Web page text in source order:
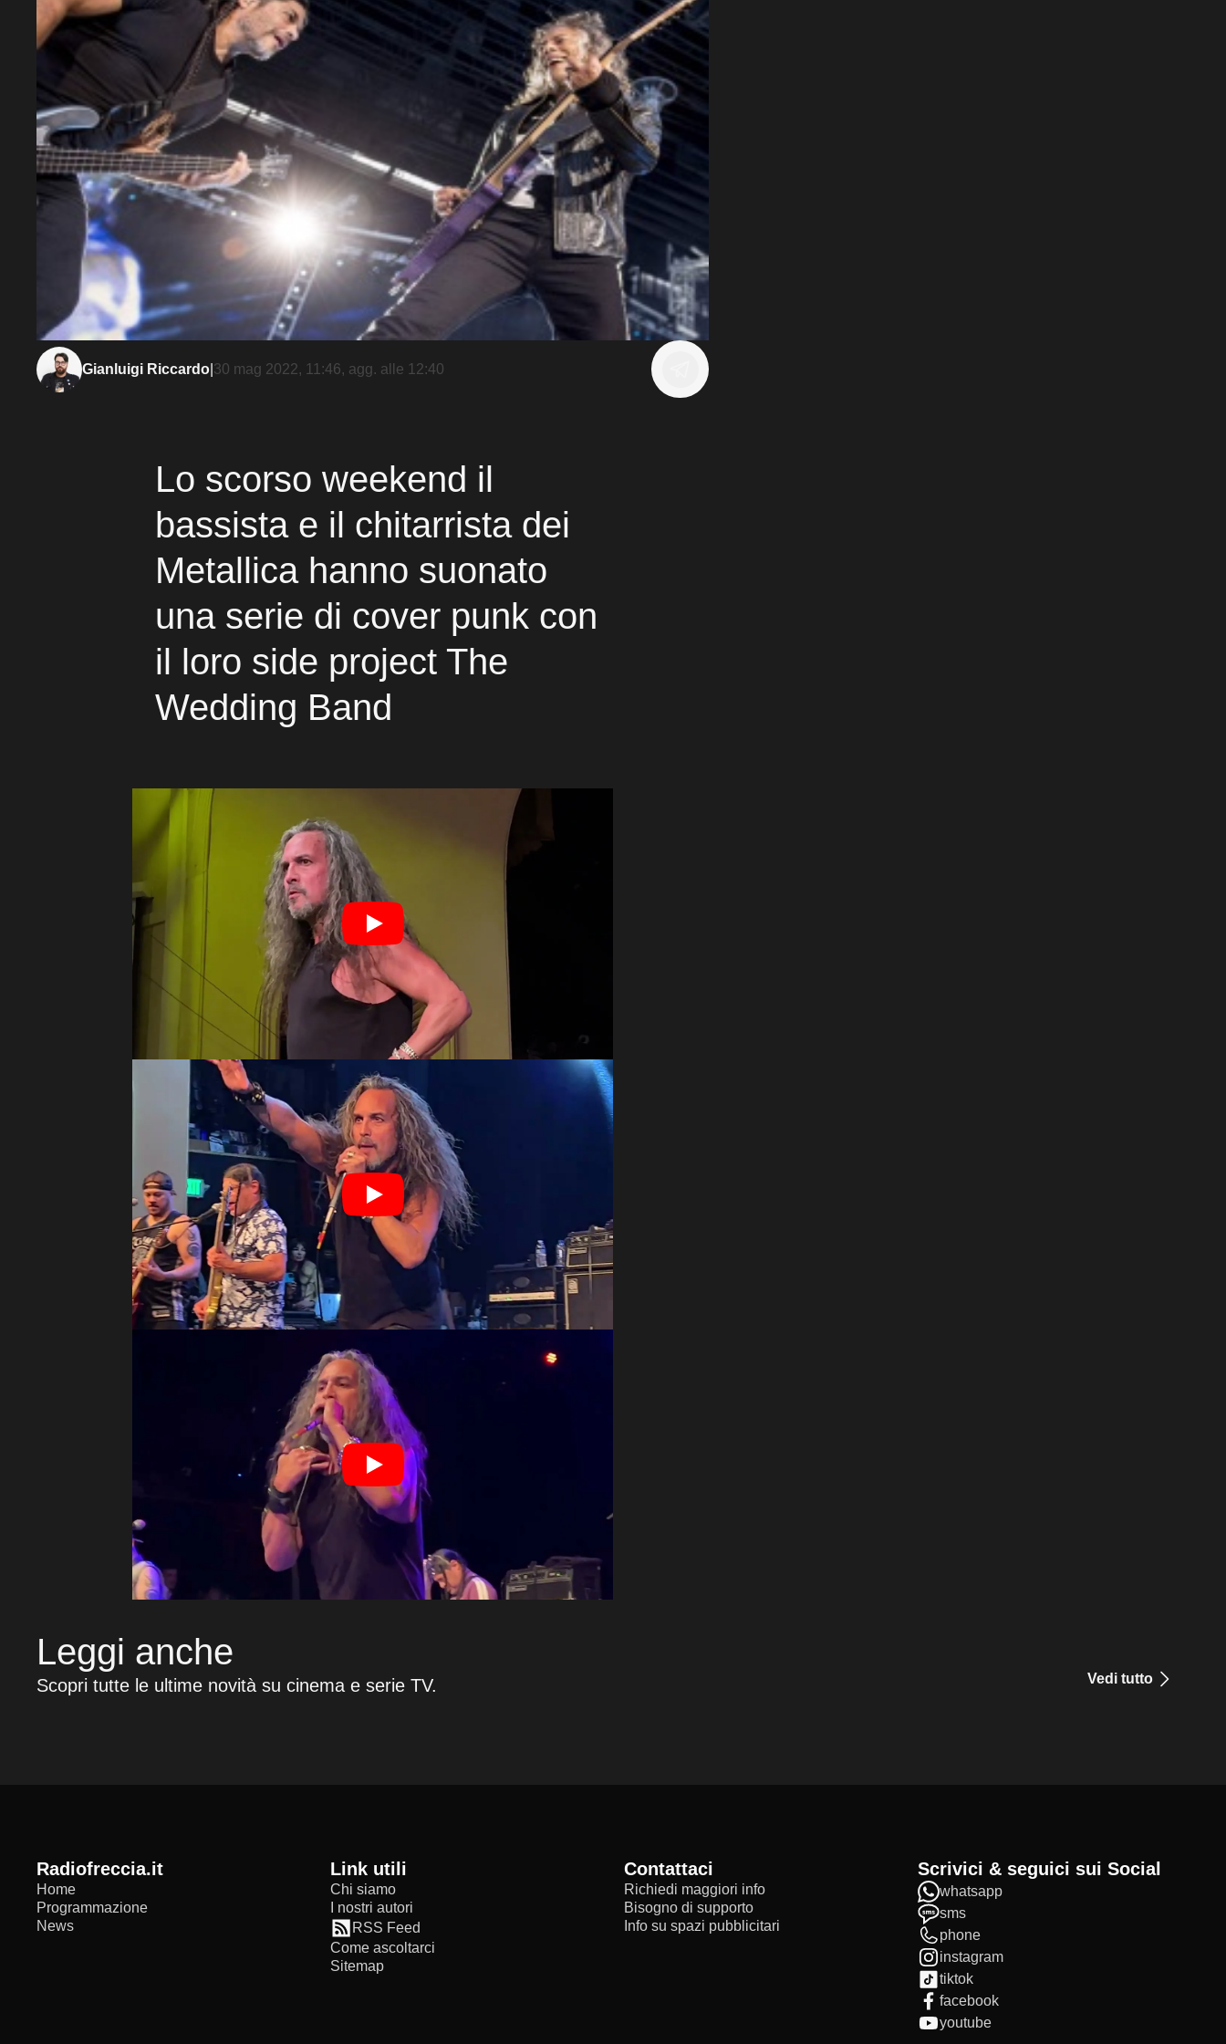
Gianluigi Riccardo 30 mag 2022, 11:46, agg. alle 12:40
Lo scorso weekend il
bassista e il chitarrista dei
Metallica hanno suonato
una serie di cover punk con
il loro side project The
Wedding Band
Leggi anche
Scopri tutte le ultime novità su cinema e serie TV. Vedi tutto
radiofreccia.it
Home
Programmazione
News
Link utili
Chi siamo
I nostri autori
RSS Feed
Come ascoltarci
Sitemap
Contattaci
Richiedi maggiori info
Bisogno di supporto
Info su spazi pubblicitari
Scrivici & seguici sui Social
whatsapp
sms
phone
instagram
tiktok
facebook
youtube